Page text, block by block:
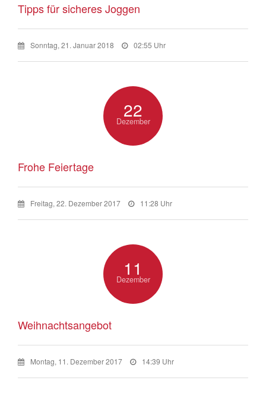
Tipps für sicheres Joggen
Sonntag, 21. Januar 2018 02:55 Uhr
22
Dezember
Frohe Feiertage
Freitag, 22. Dezember 2017 11:28 Uhr
11
Dezember
Weihnachtsangebot
Montag, 11. Dezember 2017 14:39 Uhr